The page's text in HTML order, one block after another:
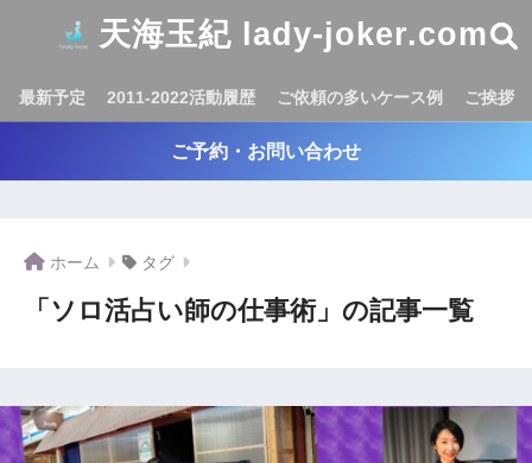
天海玉紀 lady-joker.com
最新予定 2011-2022活動履歴 ご依頼の多いケース例 ご挨拶
ご予約・お問い合わせ
ホーム タグ
「ソロ活占い師の仕事術」の記事一覧